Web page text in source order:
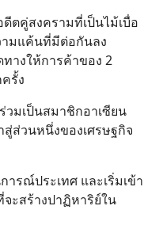
ตคู่สงครามที่เป็นไม้เบื่อ
ามแค้นที่มีต่อกันลง
ทางให้การค้าของ 2
รั้ง
วมเป็นสมาชิกอาเซียน
สู่ส่วนหนึ่งของเศรษฐกิจ
รณ์ประเทศ และเริ่มเข้า
ะสร้างปาฏิหาริย์ใน